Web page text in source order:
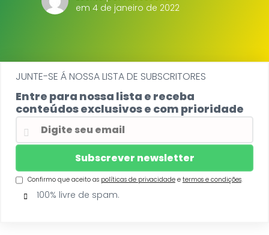
em 4 de janeiro de 2022
JUNTE-SE Á NOSSA LISTA DE SUBSCRITORES
Entre para nossa lista e receba
conteúdos exclusivos e com prioridade
Confirmo que aceito as políticas de privacidadee termos e condições.
100% livre de spam.